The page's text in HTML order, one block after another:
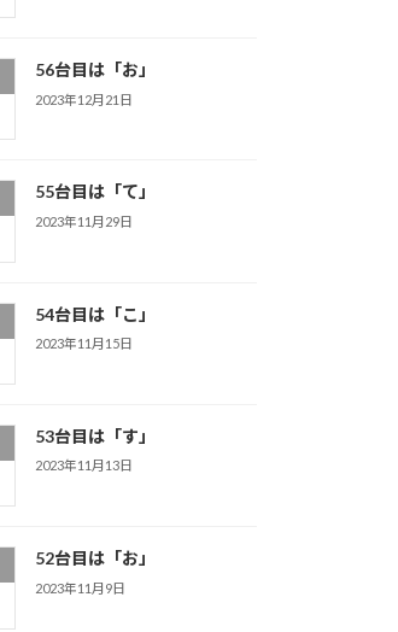
56台目は「お」
2023年12月21日
55台目は「て」
2023年11月29日
54台目は「こ」
2023年11月15日
53台目は「す」
2023年11月13日
52台目は「お」
2023年11月9日